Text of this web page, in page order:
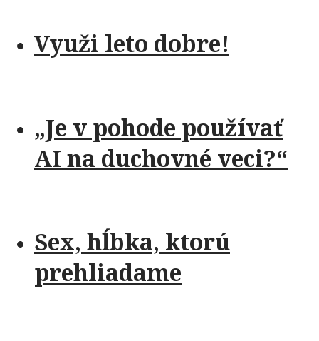
Využi leto dobre!
„Je v pohode používať
AI na duchovné veci?“
Sex, hĺbka, ktorú
prehliadame